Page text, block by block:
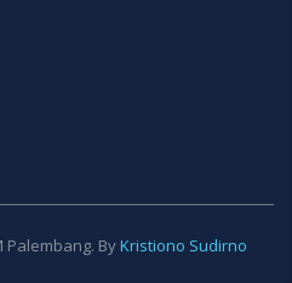
Palembang. ByKristiono Sudirno